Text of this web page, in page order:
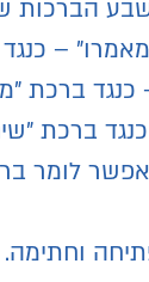
הברכות
–
ברכת
ברכת
לומר
וחתימה.